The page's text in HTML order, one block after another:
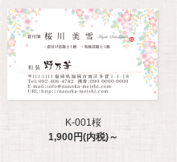
K-001桜
1,900円(内税)～